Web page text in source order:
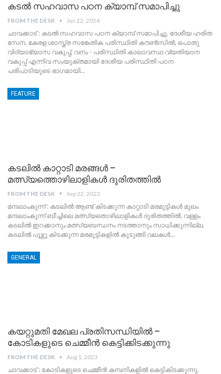
കടൽ സഹവാസ പഠന ക്യാമ്പ് സമാപിച്ചു
FROM THE DESK Jan 22, 2024
ചാവക്കാട് : കടൽ സഹവാസ പഠന ക്യാമ്പ് സമാപിച്ചു. ദേശീയ ഹരിത
സേന, കേരള ശാസ്ത്ര സങ്കേതിക പരിസ്ഥിതി കൗൺസിൽ, പൊതു
വിദ്യാഭ്യാസ വകുപ്പ്, വനം - പരിസ്ഥിതി കാലാവസ്ഥ വ്യതിയാന
വകുപ്പ് എന്നിവ സംയുക്തമായി ദേശീയ പരിസ്ഥിതി പഠന
പരിപാടിയുടെ ഭാഗമായി…
FEATURE
കടലിൽ കാറ്റാടി മരങ്ങൾ –
മത്സ്യത്തൊഴിലാളികൾ ദുരിതത്തിൽ
FROM THE DESK Sep 22, 2023
മന്ദലാംകുന്ന് : കടലിൽ ആണ്ട് കിടക്കുന്ന കാറ്റാടി മരമുട്ടികൾ മൂലം
മന്ദലാംകുന്ന് ബീച്ചിലെ മത്സ്യതൊഴിലാളികൾ ദുരിതത്തിൽ. വള്ളം
കടലിൽ ഇറക്കാനും മത്സ്യബന്ധനം നടത്താനും സാധിക്കുന്നില്ല.
കടലിൽ പൂഴ്ന്നു കിടക്കുന്ന മരമുട്ടികളിൽ കുടുങ്ങി വലകൾ…
GENERAL
കയറ്റുമതി മേഖല പ്രതിസന്ധിയിൽ –
കോടികളുടെ ചെമ്മീൻ കെട്ടിക്കിടക്കുന്നു
FROM THE DESK Aug 1, 2023
ചാവക്കാട് : കോടികളുടെ ചെമ്മീൻ കമ്പനികളിൽ കെട്ടികിടക്കുന്നു.